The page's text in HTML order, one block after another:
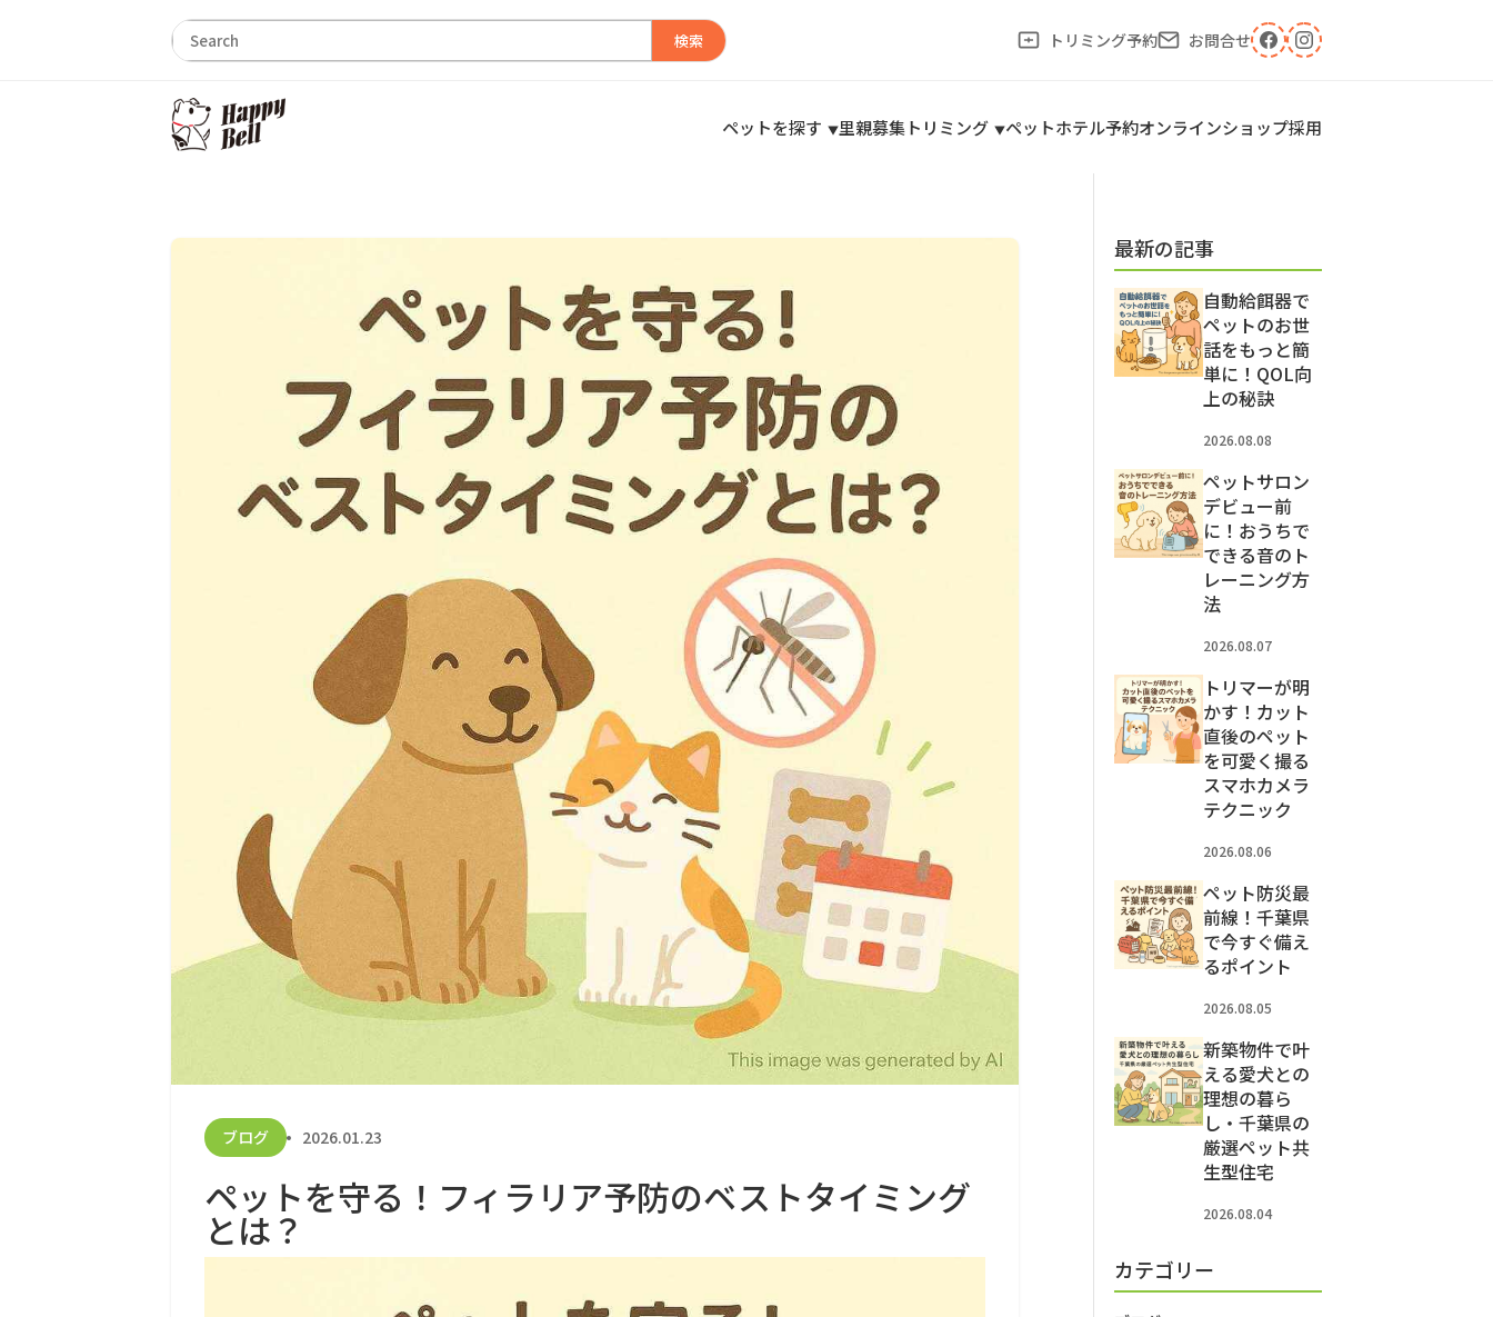
検索 トリミング予約 お問合せ
ペットを探す 里親募集トリミング ペットホテル予約オンラインショップ採用
ブログ 2026.01.23
ペットを守る！フィラリア予防のベストタイミング
とは？
最新の記事
自動給餌器で
ペットのお世
話をもっと簡
単に！QOL向
上の秘訣
2026.08.08
ペットサロン
デビュー前
に！おうちで
できる音のト
レーニング方
法
2026.08.07
トリマーが明
かす！カット
直後のペット
を可愛く撮る
スマホカメラ
テクニック
2026.08.06
ペット防災最
前線！千葉県
で今すぐ備え
るポイント
2026.08.05
新築物件で叶
える愛犬との
理想の暮ら
し・千葉県の
厳選ペット共
生型住宅
2026.08.04
カテゴリー